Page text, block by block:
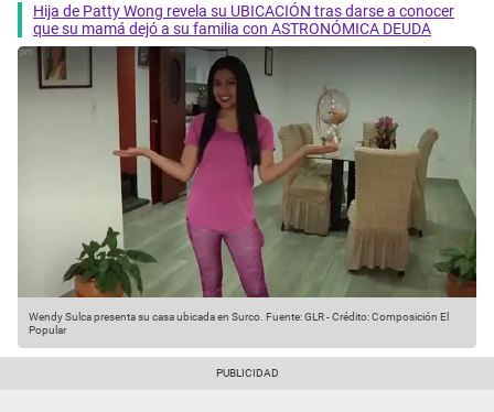
Hija de Patty Wong revela su UBICACIÓN tras darse a conocer
que su mamá dejó a su familia con ASTRONÓMICA DEUDA
Wendy Sulca presenta su casa ubicada en Surco. Fuente: GLR-Crédito: Composición El
Popular